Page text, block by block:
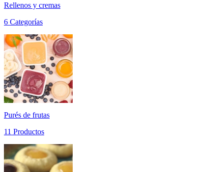
Rellenos y cremas
6 Categorías
Purés de frutas
11 Productos